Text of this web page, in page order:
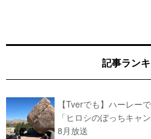
記事ラン
【Tverでも】ハーレー
「ヒロシのぼっちキャ
8月放送